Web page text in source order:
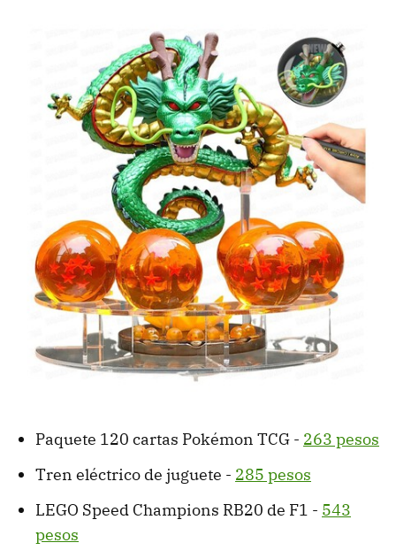
Paquete 120 cartas Pokémon TCG - 263 pesos
Tren eléctrico de juguete - 285 pesos
LEGO Speed Champions RB20 de F1 - 543
pesos